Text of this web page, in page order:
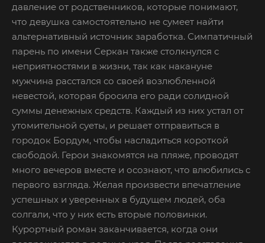
давление от родственников, которые понимают,
что девушка самостоятельно не сумеет найти
альтернативный источник заработка. Симпатичный
парень по имени Серкан также столкнулся с
неприятностями в жизни, так как накануне
мужчина расстался со своей возлюбленной
невестой, которая бросила его ради солидной
суммы денежных средств. Каждый из них устал от
утомительной суеты, и решает отправиться в
городок Бордум, чтобы насладиться короткой
свободой. Герои знакомятся на пляже, проводят
много вечеров вместе и осознают, что влюбились с
первого взгляда. Желая произвести впечатление
успешных и уверенных в будущем людей, оба
солгали, что у них есть вторые половинки.
Курортный роман заканчивается, когда они